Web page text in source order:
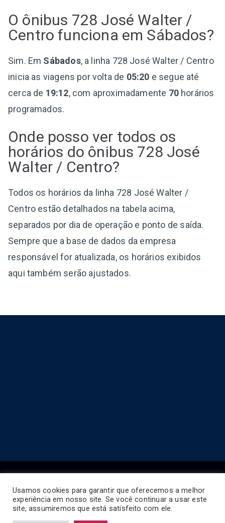
O ônibus 728 José Walter /
Centro funciona em Sábados?
Sim. Em Sábados, a linha 728 José Walter / Centro
inicia as viagens por volta de 05:20 e segue até
cerca de 19:12, com aproximadamente 70horários
programados.
Onde posso ver todos os
horários do ônibus 728 José
Walter / Centro?
Todos os horários da linha 728 José Walter /
Centro estão detalhados na tabela acima,
separados por dia de operação e ponto de saída.
Sempre que a base de dados da empresa
responsável for atualizada, os horários exibidos
aqui também serão ajustados.
Copyright © 2026 Horário de Ônibus BR
Usamos cookies para garantir que oferecemos a melhor
experiência em nosso site. Se você continuar a usar este
site, assumiremos que está satisfeito com ele.